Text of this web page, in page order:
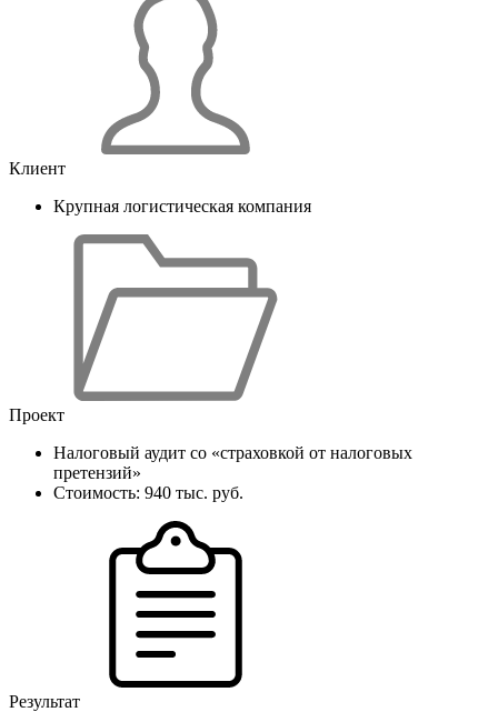
Клиент
Крупная логистическая компания
Проект
Налоговый аудит со «страховкой от налоговых
претензий»
Стоимость: 940 тыс. руб.
Результат